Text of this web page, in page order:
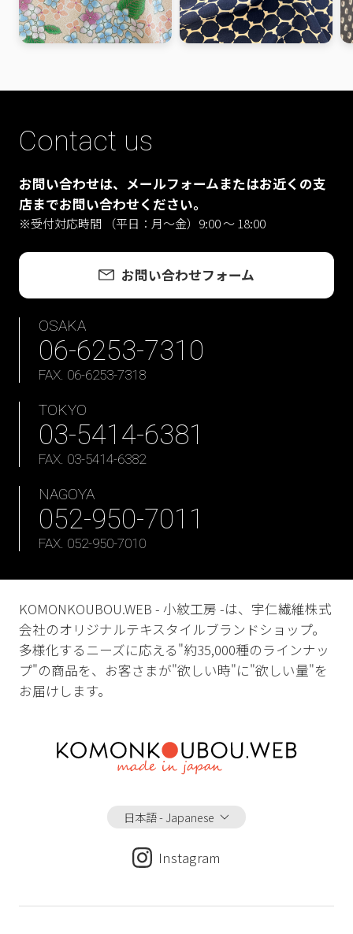
Contact us
お問い合わせは、メールフォームまたはお近くの支
店までお問い合わせください。
※受付対応時間 （平日：月〜金）9:00 ～ 18:00
お問い合わせフォーム
OSAKA
06-6253-7310
FAX. 06-6253-7318
TOKYO
03-5414-6381
FAX. 03-5414-6382
NAGOYA
052-950-7011
FAX. 052-950-7010
日本語 - Japanese
Instagram
KOMONKOUBOU.WEB - 小紋工房 -は、宇仁繊維株式
会社のオリジナルテキスタイルブランドショップ。
多様化するニーズに応える"約35,000種のラインナッ
プ"の商品を、お客さまが"欲しい時"に"欲しい量"を
お届けします。